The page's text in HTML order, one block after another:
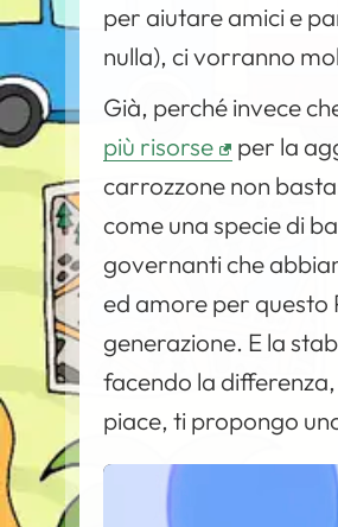
per aiutare amici e
nulla), ci vorranno
Già, perché invece
più risorse
per la
carrozzone non
come una specie di
governanti che
ed amore per questo
generazione. E la
facendo la
piace, ti propongo
V